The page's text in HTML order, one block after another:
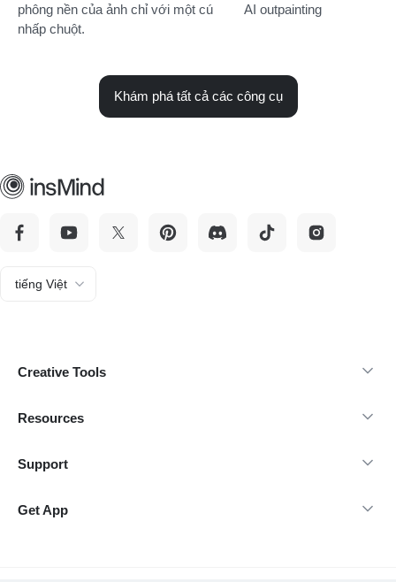
phông nền của ảnh chỉ với một cú
nhấp chuột.
AI outpainting
Khám phá tất cả các công cụ
tiếng Việt
Creative Tools
Resources
Support
Get App